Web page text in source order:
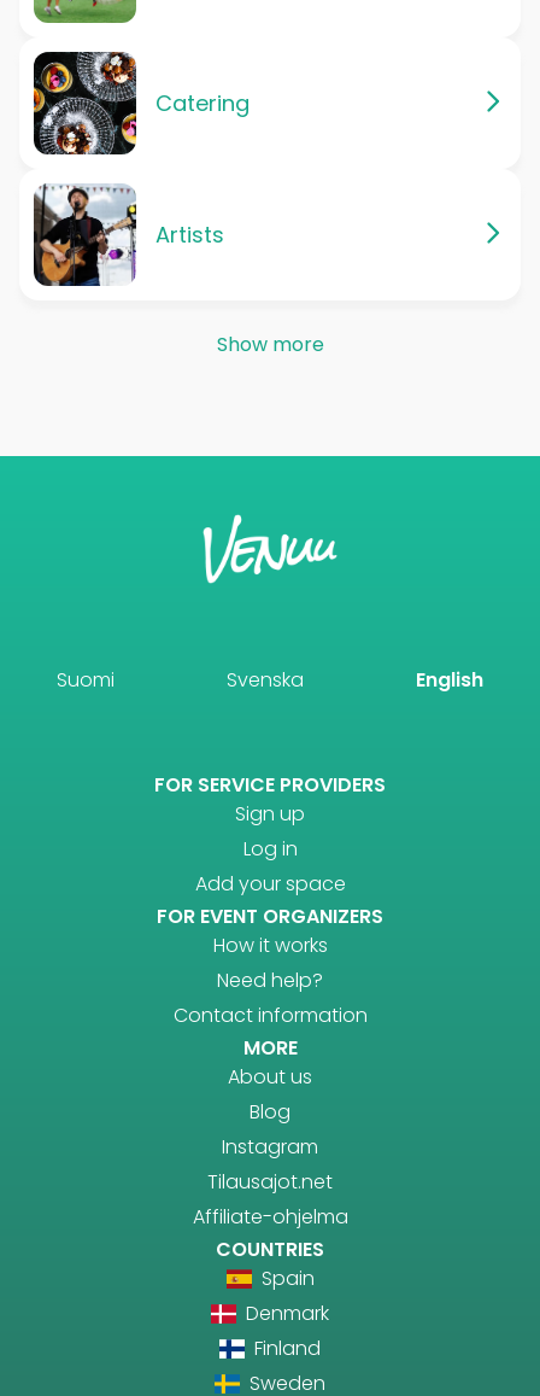
Catering
Artists
Show more
Suomi Svenska English
FOR SERVICE PROVIDERS
Sign up
Log in
Add your space
FOR EVENT ORGANIZERS
How it works
Need help?
Contact information
MORE
About us
Blog
Instagram
Tilausajot.net
Affiliate-ohjelma
COUNTRIES
Spain
Denmark
Finland
Sweden